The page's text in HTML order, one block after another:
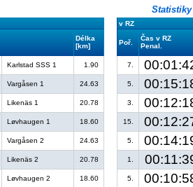
v RZ
Délka
[km]
Poř.
Čas v RZ
Penal.
Karlstad SSS 1 1.90 7.
Vargåsen 1 24.63 5.
Likenäs 1 20.78 3.
Løvhaugen 1 18.60 15.
Vargåsen 2 24.63 5.
Likenäs 2 20.78 1.
Løvhaugen 2 18.60 5.